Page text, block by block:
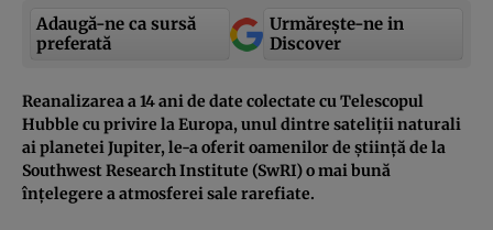
Adaugă-ne ca sursă
preferată
Urmărește-ne in
Discover
Reanalizarea a 14 ani de date colectate cu Telescopul
Hubble cu privire la Europa, unul dintre sateliții naturali
ai planetei Jupiter, le-a oferit oamenilor de știință de la
Southwest Research Institute (SwRI) o mai bună
înțelegere a atmosferei sale rarefiate.